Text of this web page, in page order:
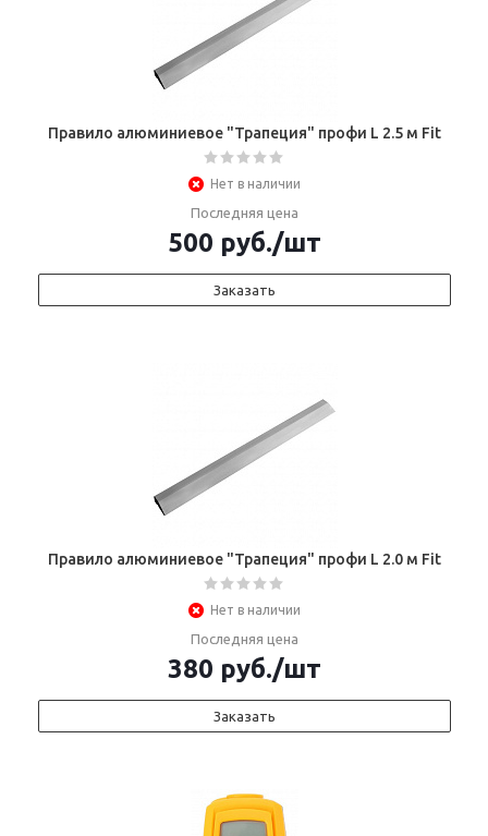
Правило алюминиевое "Трапеция" профи L 2.5 м Fit
Нет в наличии
Последняя цена
500 руб./шт
Заказать
Правило алюминиевое "Трапеция" профи L 2.0 м Fit
Нет в наличии
Последняя цена
380 руб./шт
Заказать